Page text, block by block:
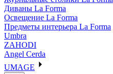
Диваны La Forma
Освещение La Forma
Предметы интерьера La Forma
Umbra
ZAHODI
Angel Cerda
UMAGE